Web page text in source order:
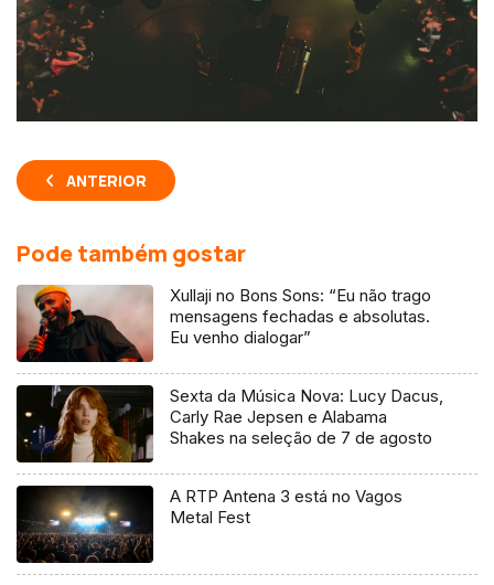
ANTERIOR
Pode também gostar
Xullaji no Bons Sons: “Eu não trago
mensagens fechadas e absolutas.
Eu venho dialogar”
Sexta da Música Nova: Lucy Dacus,
Carly Rae Jepsen e Alabama
Shakes na seleção de 7 de agosto
A RTP Antena 3 está no Vagos
Metal Fest